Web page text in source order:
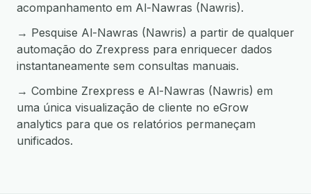
acompanhamento em Al-Nawras (Nawris).
→ Pesquise Al-Nawras (Nawris) a partir de qualquer
automação do Zrexpress para enriquecer dados
instantaneamente sem consultas manuais.
→ Combine Zrexpress e Al-Nawras (Nawris) em
uma única visualização de cliente no eGrow
analytics para que os relatórios permaneçam
unificados.